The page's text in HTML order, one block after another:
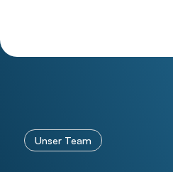
Unser Team